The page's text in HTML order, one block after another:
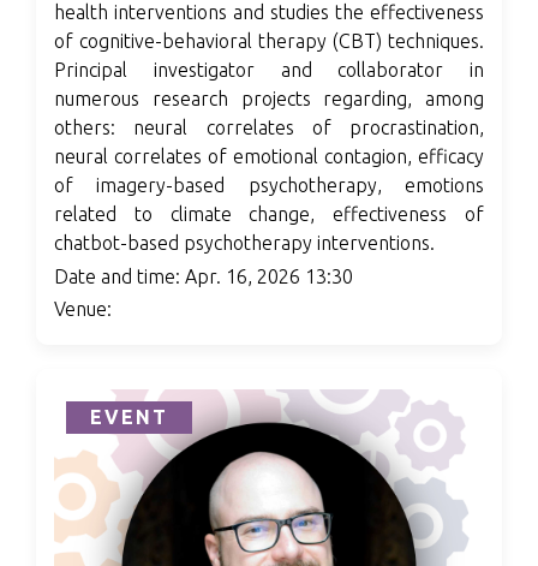
health interventions and studies the effectiveness
of cognitive-behavioral therapy (CBT) techniques.
Principal investigator and collaborator in
numerous research projects regarding, among
others: neural correlates of procrastination,
neural correlates of emotional contagion, efficacy
of imagery-based psychotherapy, emotions
related to climate change, effectiveness of
chatbot-based psychotherapy interventions.
Date and time: Apr. 16, 2026 13:30
Venue:
EVENT